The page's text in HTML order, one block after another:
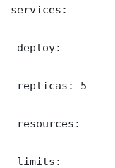
services:
deploy:
replicas: 5
resources:
limits: